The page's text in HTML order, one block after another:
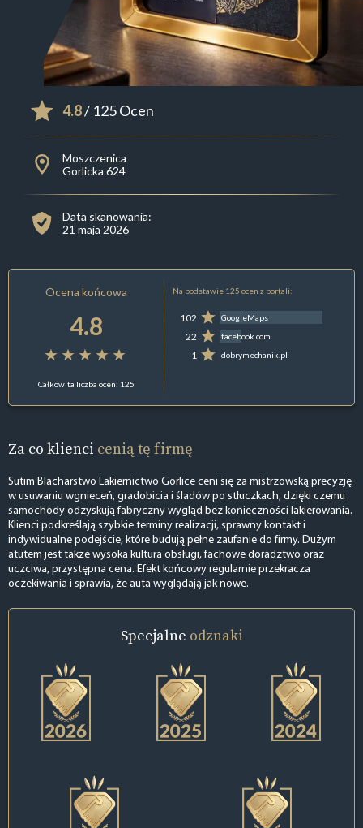
4.8/ 125 Ocen
Moszczenica
Gorlicka 624
Data skanowania:
21 maja 2026
Ocena końcowa
4.8
Całkowita liczba ocen: 125
Na podstawie 125 ocen z portali:
102 GoogleMaps
22 facebook.com
1 dobrymechanik.pl
Za co klienci cenią tę firmę
Sutim Blacharstwo Lakiernictwo Gorlice ceni się za mistrzowską precyzję
w usuwaniu wgnieceń, gradobicia i śladów po stłuczkach, dzięki czemu
samochody odzyskują fabryczny wygląd bez konieczności lakierowania.
Klienci podkreślają szybkie terminy realizacji, sprawny kontakt i
indywidualne podejście, które budują pełne zaufanie do firmy. Dużym
atutem jest także wysoka kultura obsługi, fachowe doradztwo oraz
uczciwa, przystępna cena. Efekt końcowy regularnie przekracza
oczekiwania i sprawia, że auta wyglądają jak nowe.
Specjalne odznaki